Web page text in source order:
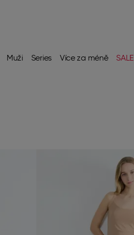
Muži Series Více za méně SALE